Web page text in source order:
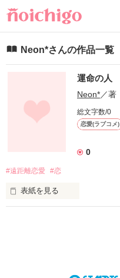
Neon*さんの作品一覧
運命の人
Neon*／著
総文字数/0
恋愛(ラブコメ)
0
#遠距離恋愛 #恋
表紙を見る